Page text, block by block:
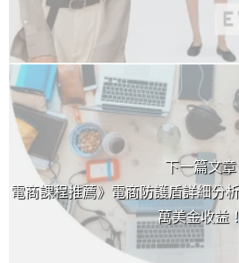
下一篇文章
電商課程推薦》電商防護盾詳細分
萬美金收益！